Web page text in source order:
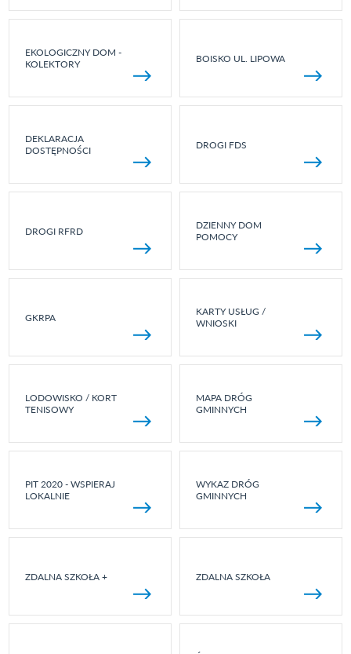
EKOLOGICZNY DOM -
KOLEKTORY
BOISKO UL. LIPOWA
DEKLARACJA
DOSTĘPNOŚCI
DROGI FDS
DROGI RFRD
DZIENNY DOM
POMOCY
GKRPA
KARTY USŁUG /
WNIOSKI
LODOWISKO / KORT
TENISOWY
MAPA DRÓG
GMINNYCH
PIT 2020 - WSPIERAJ
LOKALNIE
WYKAZ DRÓG
GMINNYCH
ZDALNA SZKOŁA + ZDALNA SZKOŁA